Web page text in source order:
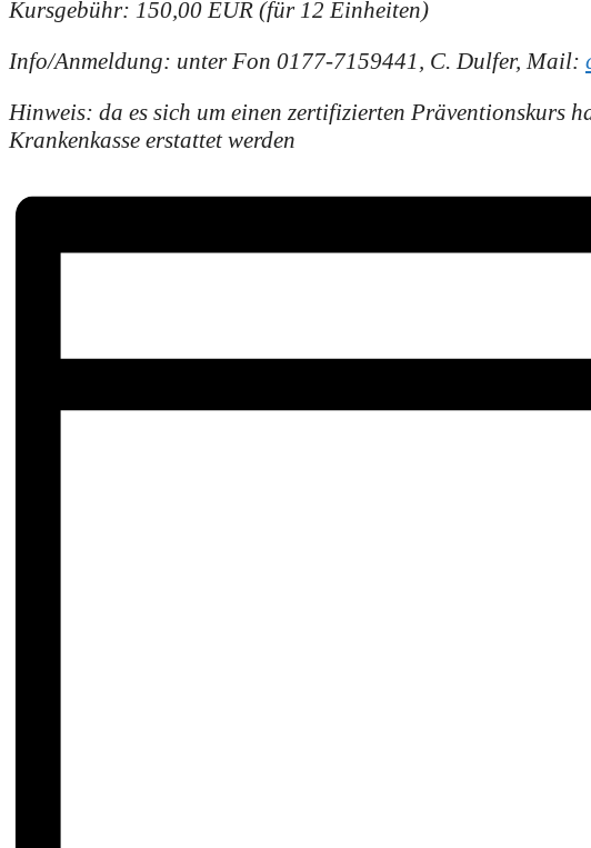
Kursgebühr: 150,00 EUR (für 12 Einheiten)
Info/Anmeldung: unter Fon 0177-7159441, C. Dulfer, Mail:
Hinweis: da es sich um einen zertifizierten Präventionskurs
Krankenkasse erstattet werden